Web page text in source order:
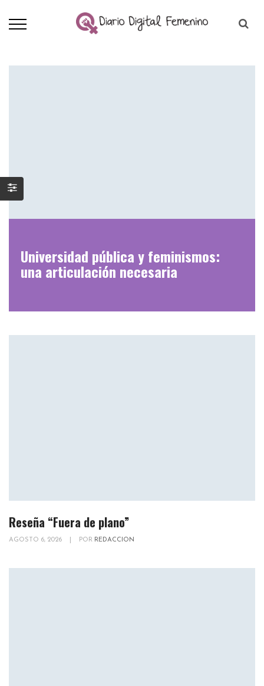
Universidad pública y feminismos:
una articulación necesaria
Reseña “Fuera de plano”
AGOSTO 6, 2026 POR REDACCION